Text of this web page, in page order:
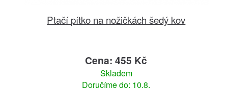
Ptačí pítko na nožičkách šedý kov
Cena: 455 Kč
Skladem
Doručíme do: 10.8.